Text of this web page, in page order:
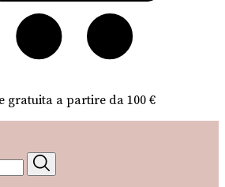
gratuita a partire da 100 €